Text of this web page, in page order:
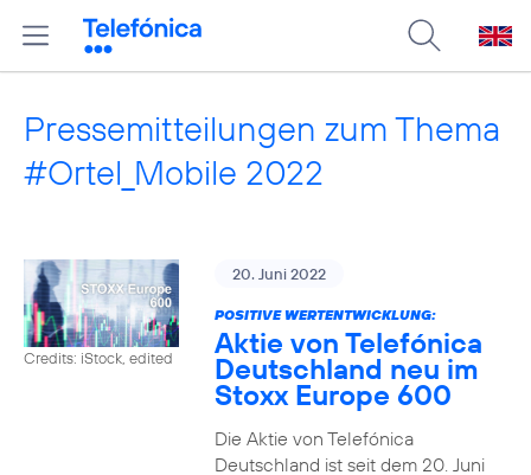
Pressemitteilungen zum Thema
#Ortel_Mobile 2022
Credits: iStock, edited
20. Juni 2022
POSITIVE WERTENTWICKLUNG:
Aktie von Telefónica
Deutschland neu im
Stoxx Europe 600
Die Aktie von Telefónica
Deutschland ist seit dem 20. Juni